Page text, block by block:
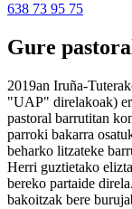
638 73 95 75
Gure
2019an Iruña-
"UAP" direlakoak)
pastoral barrutitan
parroki bakarra
beharko litzateke
Herri guztietako
bereko partaide
bakoitzak bere